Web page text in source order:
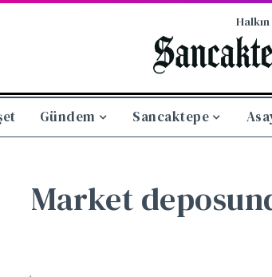
Gündem Sancaktepe
Market